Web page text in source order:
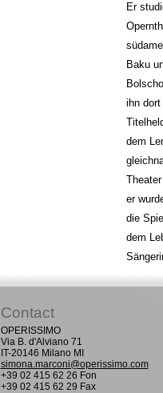
Er
Baku
ihn
dem
er
die
dem
Contact
OPERISSIMO
Via B. d'Alviano 71
IT-20146 Milano MI
simona.marconi@operissimo.com
+39 02 415 62 26 Fon
+39 02 415 62 29 Fax